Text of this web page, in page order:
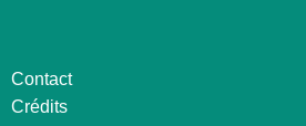
Contact
Crédits